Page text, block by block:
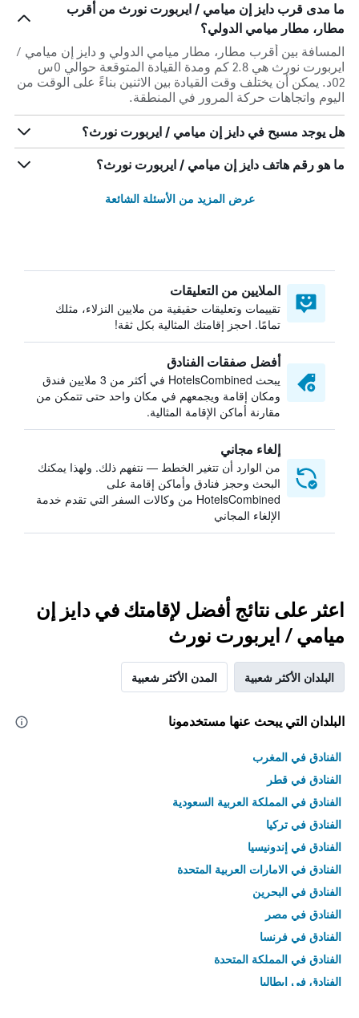
ما مدى قرب دايز إن ميامي / ايربورت نورث من أقرب
مطار، مطار ميامي الدولي؟
المسافة بين أقرب مطار، مطار ميامي الدولي و دايز إن ميامي /
ايربورت نورث هي 2.8 كم ومدة القيادة المتوقعة حوالي 0س
02د. يمكن أن يختلف وقت القيادة بين الاثنين بناءً على الوقت من
اليوم واتجاهات حركة المرور في المنطقة.
هل يوجد مسبح في دايز إن ميامي / ايربورت نورث؟
ما هو رقم هاتف دايز إن ميامي / ايربورت نورث؟
عرض المزيد من الأسئلة الشائعة
الملايين من التعليقات
تقييمات وتعليقات حقيقية من ملايين النزلاء، مثلك
تمامًا. احجز إقامتك المثالية بكل ثقة!
أفضل صفقات الفنادق
يبحث HotelsCombined في أكثر من 3 ملايين فندق
ومكان إقامة ويجمعهم في مكان واحد حتى تتمكن من
مقارنة أماكن الإقامة المثالية.
إلغاء مجاني
من الوارد أن تتغير الخطط — نتفهم ذلك. ولهذا يمكنك
البحث وحجز فنادق وأماكن إقامة على
HotelsCombined من وكالات السفر التي تقدم خدمة
الإلغاء المجاني
اعثر على نتائج أفضل لإقامتك في دايز إن
ميامي / ايربورت نورث
البلدان الأكثر شعبية المدن الأكثر شعبية
البلدان التي يبحث عنها مستخدمونا
الفنادق في المغرب
الفنادق في قطر
الفنادق في المملكة العربية السعودية
الفنادق في تركيا
الفنادق في إندونيسيا
الفنادق في الامارات العربية المتحدة
الفنادق في البحرين
الفنادق في مصر
الفنادق في فرنسا
الفنادق في المملكة المتحدة
الفنادق في إيطاليا